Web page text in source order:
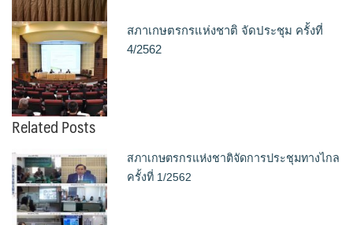
สภาเกษตรกรแห่งชาติ จัดประชุม ครั้งที่
4/2562
Related Posts
สภาเกษตรกรแห่งชาติจัดการประชุมทางไกล
ครั้งที่ 1/2562